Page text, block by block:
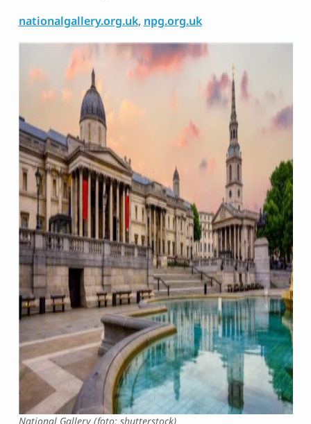
nationalgallery.org.uk, npg.org.uk
National Gallery (foto: shutterstock)